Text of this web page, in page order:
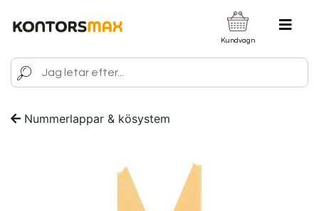
Kundvagn
Nummerlappar & kösystem